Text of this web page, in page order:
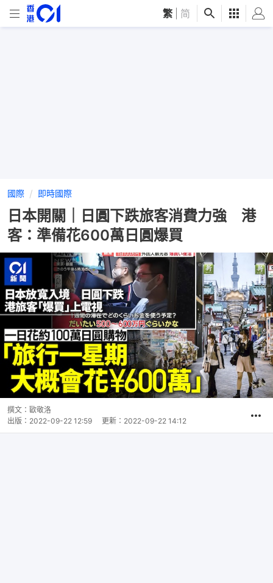
繁 简
國際 即時國際
日本開關｜日圓下跌旅客消費力強 港
客：準備花600萬日圓爆買
撰文： 歐敬洛
出版： 2022-09-22 12:59 更新： 2022-09-22 14:12